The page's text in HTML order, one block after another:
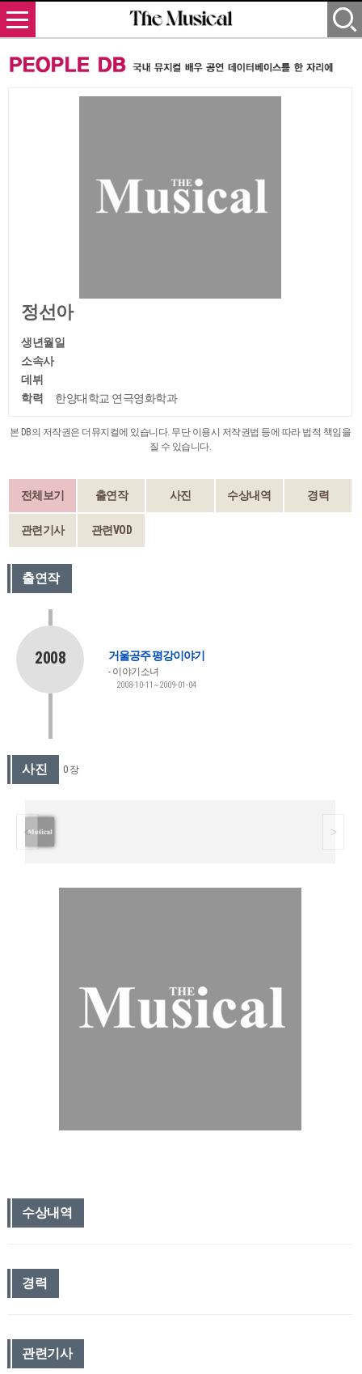
정선아
생년월일
소속사
데뷔
학력
한양대학교 연극영화학과
본 DB의 저작권은 더뮤지컬에 있습니다. 무단 이용시 저작권법 등에 따라 법적 책임을
질 수 있습니다.
전체보기 출연작 사진 수상내역 경력
관련기사 관련VOD
출연작
2008 거울공주 평강이야기
이야기소녀
2008-10-11~2009-01-04
사진 0 장
수상내역
경력
관련기사